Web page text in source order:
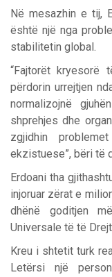
Në mesazhin e tij,
është një nga
stabilitetin global.
“Fajtorët kryesorë
përdorin urrejtjen
normalizojnë
shprehjes dhe
zgjidhin
ekzistuese”, bëri të
Erdoani tha
injoruar zërat e
dhënë goditjen
Universale të të
Kreu i shtetit turk
Letërsi një